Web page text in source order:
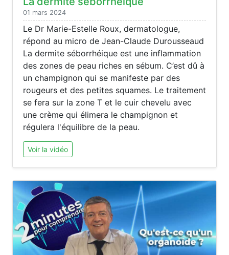
01 mars 2024
Le Dr Marie-Estelle Roux, dermatologue,
répond au micro de Jean-Claude Durousseaud
La dermite séborrhéique est une inflammation
des zones de peau riches en sébum. C’est dû à
un champignon qui se manifeste par des
rougeurs et des petites squames. Le traitement
se fera sur la zone T et le cuir chevelu avec
une crème qui élimera le champignon et
régulera l'équilibre de la peau.
Voir la vidéo